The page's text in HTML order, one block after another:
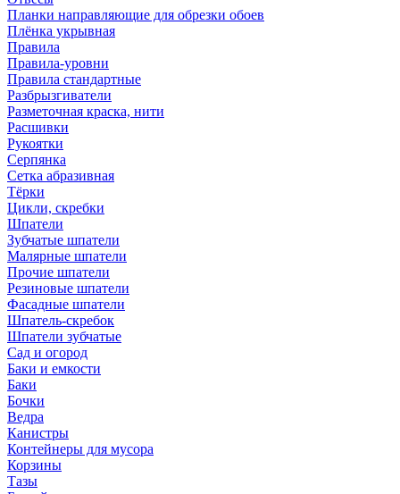
Планки направляющие для обрезки обоев
Плёнка укрывная
Правила
Правила-уровни
Правила стандартные
Разбрызгиватели
Разметочная краска, нити
Расшивки
Рукоятки
Серпянка
Сетка абразивная
Тёрки
Цикли, скребки
Шпатели
Зубчатые шпатели
Малярные шпатели
Прочие шпатели
Резиновые шпатели
Фасадные шпатели
Шпатель-скребок
Шпатели зубчатые
Сад и огород
Баки и емкости
Баки
Бочки
Ведра
Канистры
Контейнеры для мусора
Корзины
Тазы